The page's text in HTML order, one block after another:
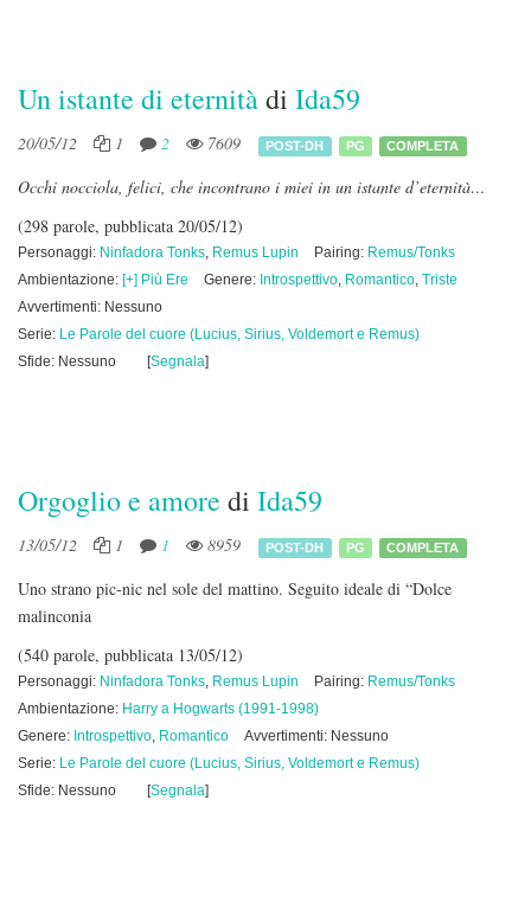
Un istante di eternitàdi Ida59
20/05/12 1 2 7609 POST-DH PG COMPLETA
Occhi nocciola, felici, che incontrano i miei in un istante d’eternità…
(298 parole, pubblicata 20/05/12)
Personaggi: Ninfadora Tonks, Remus Lupin Pairing: Remus/Tonks
Ambientazione: [+] Più Ere Genere: Introspettivo, Romantico, Triste
Avvertimenti: Nessuno
Serie: Le Parole del cuore (Lucius, Sirius, Voldemort e Remus)
Sfide: Nessuno
[Segnala]
Orgoglio e amore di Ida59
13/05/12 1 1 8959 POST-DH PG COMPLETA
Uno strano pic-nic nel sole del mattino. Seguito ideale di “Dolce
malinconia
(540 parole, pubblicata 13/05/12)
Personaggi: Ninfadora Tonks, Remus Lupin Pairing: Remus/Tonks
Ambientazione: Harry a Hogwarts (1991-1998)
Genere: Introspettivo, Romantico
Avvertimenti: Nessuno
Serie: Le Parole del cuore (Lucius, Sirius, Voldemort e Remus)
Sfide: Nessuno
[Segnala]